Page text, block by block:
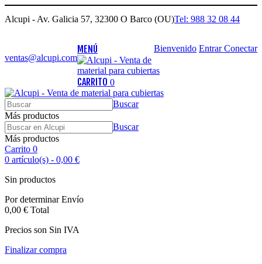
Alcupi - Av. Galicia 57, 32300 O Barco (OU)Tel: 988 32 08 44
ventas@alcupi.com
Bienvenido EntrarConectar
MENÚ
CARRITO 0
Buscar
Más productos
Buscar
Más productos
Carrito 0
0 artículo(s) - 0,00 €
Sin productos
Por determinarEnvío
0,00 € Total
Precios son Sin IVA
Finalizar compra